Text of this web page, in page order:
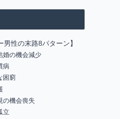
男性の末路8パターン】
婚の機会減少
病
困窮
の機会喪失
立